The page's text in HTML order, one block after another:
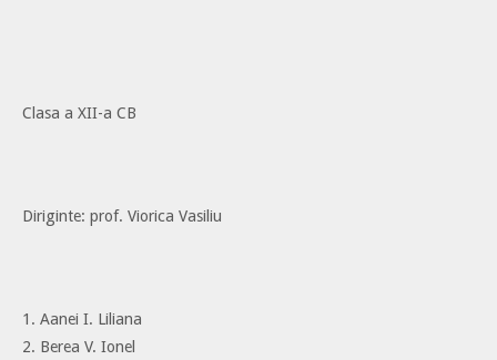
Clasa a XII-a CB
Diriginte: prof. Viorica Vasiliu
1. Aanei I. Liliana
2. Berea V. Ionel